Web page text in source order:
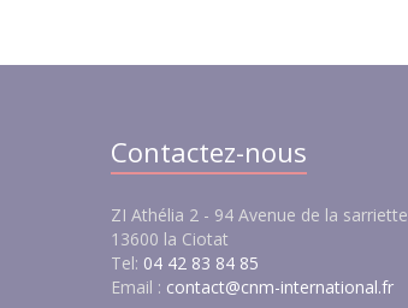
Contactez-nous
ZI Athélia 2 - 94 Avenue de la sarriette
13600 la Ciotat
Tel: 04 42 83 84 85
Email : contact@cnm-international.fr